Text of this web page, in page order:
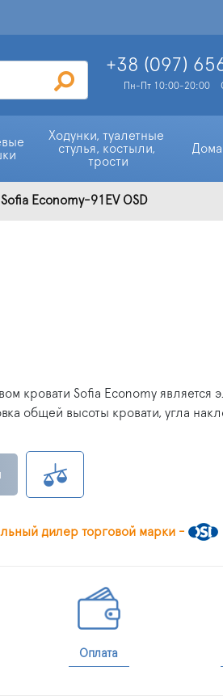
+38 (097)
Пн-Пт 10:00-20:00
Ходунки, туалетные
стулья, костыли,
трости
Economy-91EV OSD
кровати Sofia Economy является
общей высоты кровати, угла
дилер торговой марки -
Оплата